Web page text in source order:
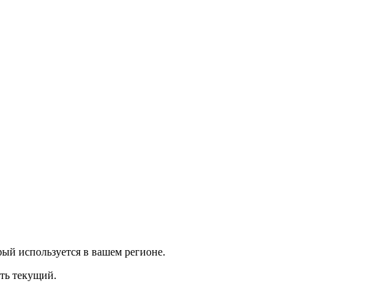
используется в вашем регионе.
текущий.